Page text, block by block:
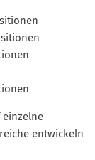
einzelne
entwickeln